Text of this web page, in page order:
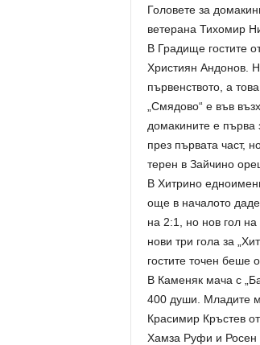
Головете за
ветерана Тихомир
В Градище гостите
Християн Андонов.
първенството, а
„Смядово“ е във
домакините е първа
през първата част,
терен в Зайчино
В Хитрино
още в началото
на 2:1, но нов гол
нови три гола за
гостите точен беше
В Каменяк мача с
400 души. Младите
Красимир Кръстев
Хамза Руфи и Росен